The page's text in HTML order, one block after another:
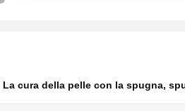
La cura della pelle con la spugna,